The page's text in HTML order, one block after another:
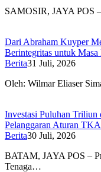
SAMOSIR, JAYA POS
Dari Abraham Kuyper
Berintegritas untuk
Berita31 Juli, 2026
Oleh: Wilmar Eliaser
Investasi Puluhan Triliun
Pelanggaran Aturan
Berita30 Juli, 2026
BATAM, JAYA POS –
Tenaga…